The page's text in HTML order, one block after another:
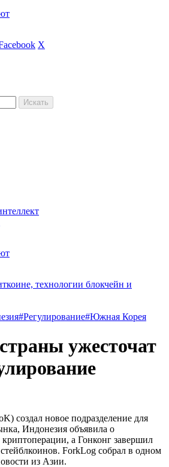
X
технологии блокчейн и
#Регулирование#Южная Корея
ужесточат
создал новое подразделение для
Индонезия объявила о
а Гонконг завершил
ForkLog собрал в одном
из Азии.